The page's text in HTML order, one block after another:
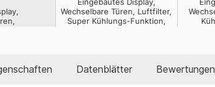
Datenblätter Bewertungen